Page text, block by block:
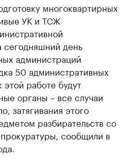
многоквартирных
УК и ТСЖ
сегодняшний день
администраций
50 административных
работе будут
органы – все случаи
затягивания этого
разбирательств со
сообщили в